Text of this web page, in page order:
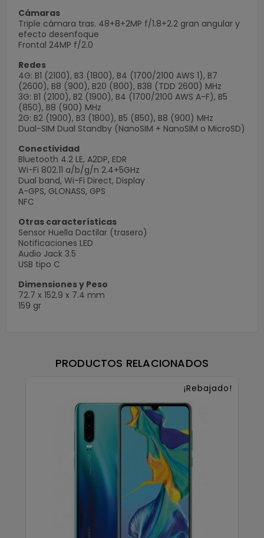
Cámaras
Triple cámara tras. 48+8+2MP f/1.8+2.2 gran angular y
efecto desenfoque
Frontal 24MP f/2.0
Redes
4G: B1 (2100), B3 (1800), B4 (1700/2100 AWS 1), B7
(2600), B8 (900), B20 (800), B38 (TDD 2600) MHz
3G: B1 (2100), B2 (1900), B4 (1700/2100 AWS A-F), B5
(850), B8 (900) MHz
2G: B2 (1900), B3 (1800), B5 (850), B8 (900) MHz
Dual-SIM Dual Standby (NanoSIM + NanoSIM o MicroSD)
Conectividad
Bluetooth 4.2 LE, A2DP, EDR
Wi-Fi 802.11 a/b/g/n 2.4+5GHz
Dual band, Wi-Fi Direct, Display
A-GPS, GLONASS, GPS
NFC
Otras características
Sensor Huella Dactilar (trasero)
Notificaciones LED
Audio Jack 3.5
USB tipo C
Dimensiones y Peso
72.7 x 152.9 x 7.4 mm
159 gr
PRODUCTOS RELACIONADOS
¡Rebajado!